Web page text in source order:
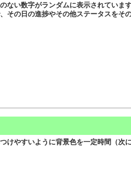
ない数字がランダムに表示されていま
その日の進捗やその他ステータスをそ
けやすいように背景色を一定時間（次